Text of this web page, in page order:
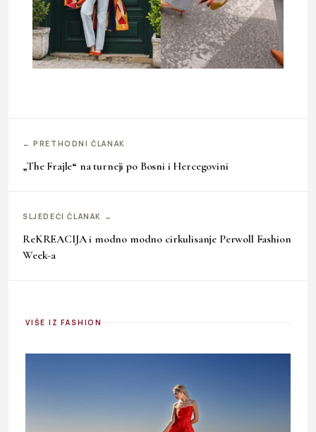
← PRETHODNI ČLANAK
„The Frajle“ na turneji po Bosni i Hercegovini
SLJEDEĆI ČLANAK →
ReKREACIJA i modno modno cirkulisanje Perwoll Fashion
Week-a
VIŠE IZ FASHION